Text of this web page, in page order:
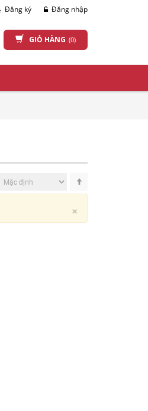
Đăng ký Đăng nhập
GIỎ HÀNG (0)
×